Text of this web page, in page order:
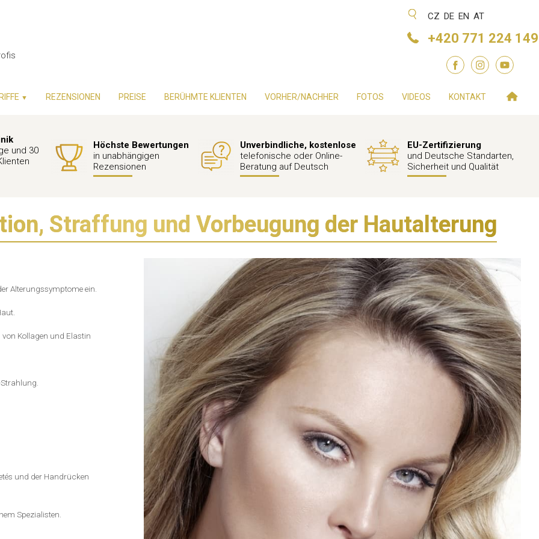
CZ DE EN AT
+420 771 224 149
▼ REZENSIONEN PREISE BERÜHMTE KLIENTEN VORHER/NACHHER FOTOS VIDEOS KONTAKT
und 30
Höchste Bewertungen
in unabhängigen
Rezensionen
Unverbindliche, kostenlose
telefonische oder Online-
Beratung auf Deutsch
EU-Zertifizierung
und Deutsche Standarten,
Sicherheit und Qualität
Straffung und Vorbeugung der Hautalterung
Alterungssymptome ein.
Kollagen und Elastin
und der Handrücken
Spezialisten.